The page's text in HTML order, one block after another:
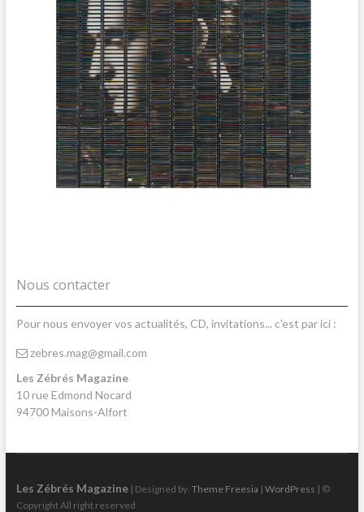
Nous contacter
Pour nous envoyer vos actualités, CD, invitations... c'est par ici :
zebres.mag@gmail.com
Les Zébrés Magazine
10 rue Edmond Nocard
94700 Maisons-Alfort
Les Zébrés Magazine| Designed by: Theme Freesia | WordPress | ©
Copyright All right reserved